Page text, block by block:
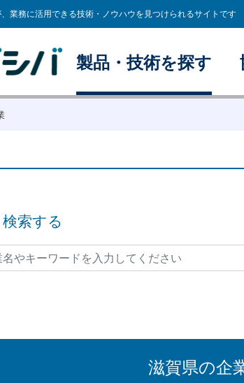
、業務に活用できる技術・ノウハウを見つけられるサイトです
製品・技術を探す
検索する
滋賀県の企